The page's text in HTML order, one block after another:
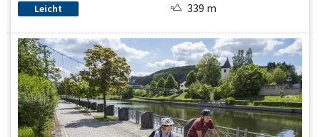
Leicht
339 m